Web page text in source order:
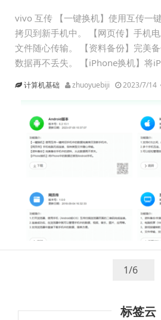
vivo 互传 【一键换机】使用互传一
拷贝到新手机中。 【网页传】手机
文件随心传输。 【资料备份】完美
数据再不丢失。 【iPhone换机】将
计算机基础 zhuoyuebiji 2023/7/14
标签云